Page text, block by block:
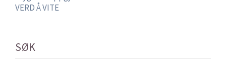
VERD Å VITE
SØK